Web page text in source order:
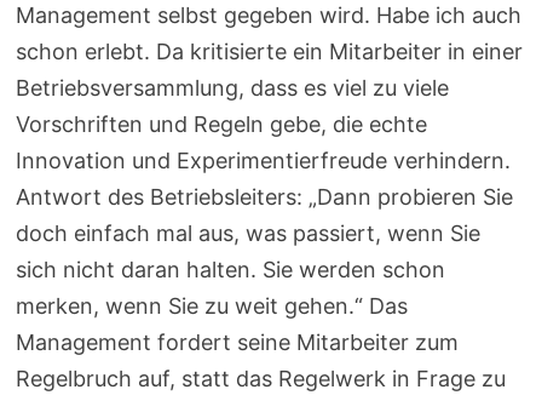
Management selbst gegeben wird. Habe ich auch
schon erlebt. Da kritisierte ein Mitarbeiter in einer
Betriebsversammlung, dass es viel zu viele
Vorschriften und Regeln gebe, die echte
Innovation und Experimentierfreude verhindern.
Antwort des Betriebsleiters: „Dann probieren Sie
doch einfach mal aus, was passiert, wenn Sie
sich nicht daran halten. Sie werden schon
merken, wenn Sie zu weit gehen.“ Das
Management fordert seine Mitarbeiter zum
Regelbruch auf, statt das Regelwerk in Frage zu